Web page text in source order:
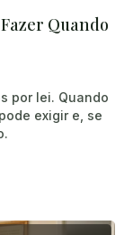
Quando
por lei. Quando
exigir e, se